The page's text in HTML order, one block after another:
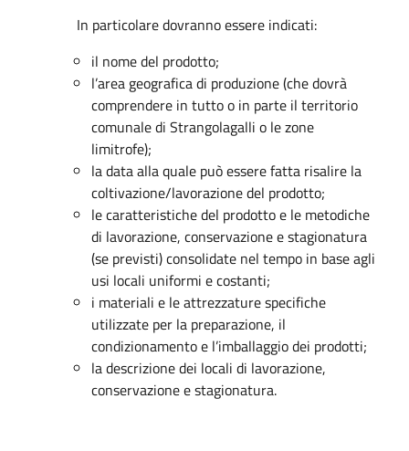
In particolare dovranno essere indicati:
il nome del prodotto;
l’area geografica di produzione (che dovrà
comprendere in tutto o in parte il territorio
comunale di Strangolagalli o le zone
limitrofe);
la data alla quale può essere fatta risalire la
coltivazione/lavorazione del prodotto;
le caratteristiche del prodotto e le metodiche
di lavorazione, conservazione e stagionatura
(se previsti) consolidate nel tempo in base agli
usi locali uniformi e costanti;
i materiali e le attrezzature specifiche
utilizzate per la preparazione, il
condizionamento e l’imballaggio dei prodotti;
la descrizione dei locali di lavorazione,
conservazione e stagionatura.